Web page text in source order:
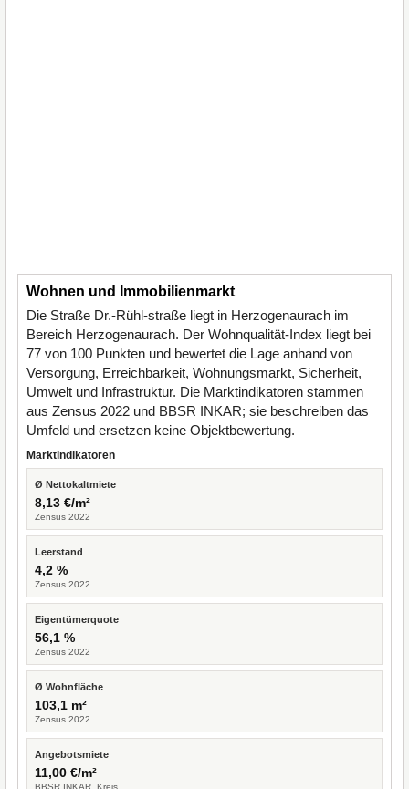
Wohnen und Immobilienmarkt
Die Straße Dr.-Rühl-straße liegt in Herzogenaurach im
Bereich Herzogenaurach. Der Wohnqualität-Index liegt bei
77 von 100 Punkten und bewertet die Lage anhand von
Versorgung, Erreichbarkeit, Wohnungsmarkt, Sicherheit,
Umwelt und Infrastruktur. Die Marktindikatoren stammen
aus Zensus 2022 und BBSR INKAR; sie beschreiben das
Umfeld und ersetzen keine Objektbewertung.
Marktindikatoren
Ø Nettokaltmiete
8,13 €/m²
Zensus 2022
Leerstand
4,2 %
Zensus 2022
Eigentümerquote
56,1 %
Zensus 2022
Ø Wohnfläche
103,1 m²
Zensus 2022
Angebotsmiete
11,00 €/m²
BBSR INKAR, Kreis